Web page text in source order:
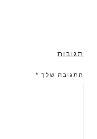
תגובות
התגובה שלך *